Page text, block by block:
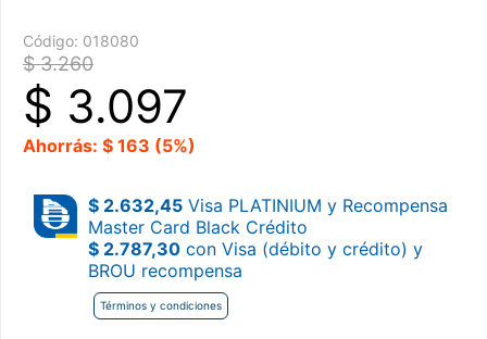
Código: 018080
$ 3.260
$ 3.097
Ahorrás: $ 163 (5%)
$ 2.632,45 Visa PLATINIUM y Recompensa
Master Card Black Crédito
$ 2.787,30 con Visa (débito y crédito) y
BROU recompensa
Términos y condiciones